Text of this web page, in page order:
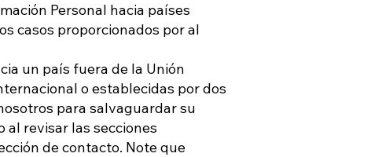
Personal hacia países
casos proporcionados por al
un país fuera de la Unión
o establecidas por dos
para salvaguardar su
revisar las secciones
de contacto. Note que